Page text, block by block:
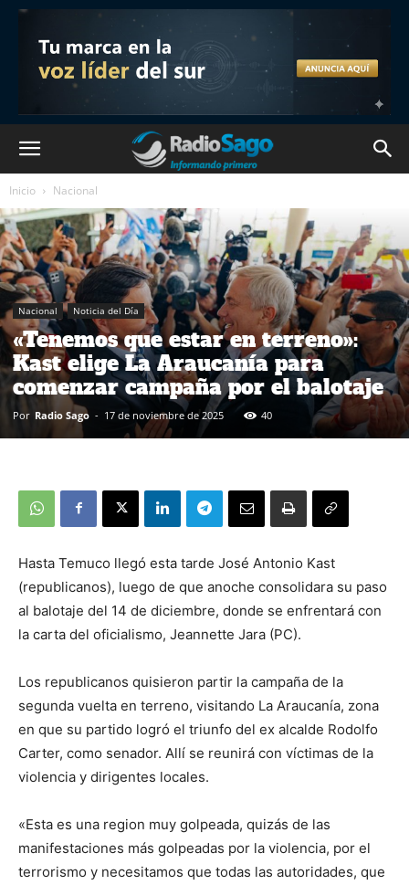
Inicio Nacional
Nacional Noticia del Día
«Tenemos que estar en terreno»:
Kast elige La Araucanía para
comenzar campaña por el balotaje
Por Radio Sago - 17 de noviembre de 2025 40
Hasta Temuco llegó esta tarde José Antonio Kast
(republicanos), luego de que anoche consolidara su paso
al balotaje del 14 de diciembre, donde se enfrentará con
la carta del oficialismo, Jeannette Jara (PC).
Los republicanos quisieron partir la campaña de la
segunda vuelta en terreno, visitando La Araucanía, zona
en que su partido logró el triunfo del ex alcalde Rodolfo
Carter, como senador. Allí se reunirá con víctimas de la
violencia y dirigentes locales.
«Esta es una region muy golpeada, quizás de las
manifestaciones más golpeadas por la violencia, por el
terrorismo y necesitamos que todas las autoridades, que